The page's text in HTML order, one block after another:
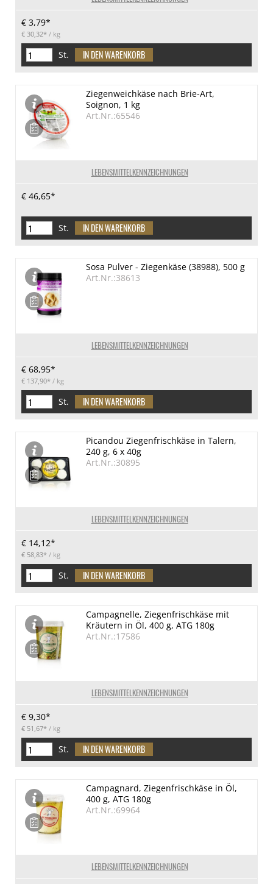
€ 3,79*
€ 30,32* / kg
St.
LEBENSMITTELKENNZEICHNUNGEN
Ziegenweichkäse nach Brie-Art,
Soignon, 1 kg
Art.Nr.:65546
€ 46,65*
St.
LEBENSMITTELKENNZEICHNUNGEN
Sosa Pulver - Ziegenkäse (38988), 500 g
Art.Nr.:38613
€ 68,95*
€ 137,90* / kg
St.
LEBENSMITTELKENNZEICHNUNGEN
Picandou Ziegenfrischkäse in Talern,
240 g, 6 x 40g
Art.Nr.:30895
€ 14,12*
€ 58,83* / kg
St.
LEBENSMITTELKENNZEICHNUNGEN
Campagnelle, Ziegenfrischkäse mit
Kräutern in Öl, 400 g, ATG 180g
Art.Nr.:17586
€ 9,30*
€ 51,67* / kg
St.
LEBENSMITTELKENNZEICHNUNGEN
Campagnard, Ziegenfrischkäse in Öl,
400 g, ATG 180g
Art.Nr.:69964